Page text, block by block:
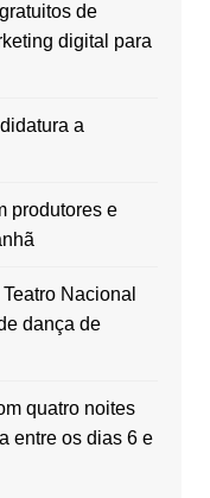
de
digital para
a
produtores e
Nacional
dança de
quatro noites
entre os dias 6 e